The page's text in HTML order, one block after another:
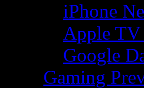
iPhone
Apple TV
Google
Gaming